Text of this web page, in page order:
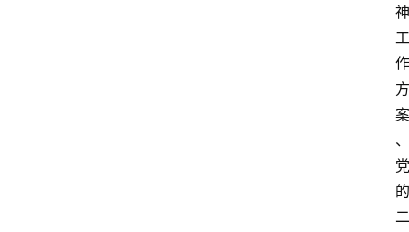
神
工
作
方
案
、
党
的
二